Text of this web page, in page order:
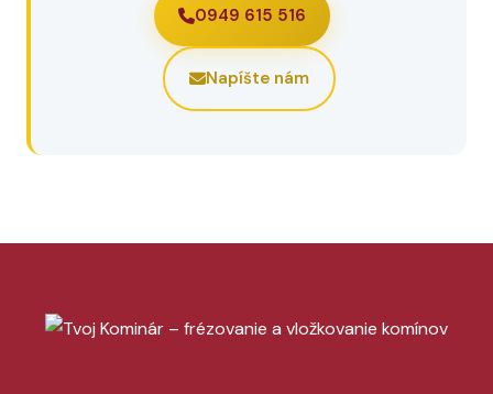
0949 615 516
Napíšte nám